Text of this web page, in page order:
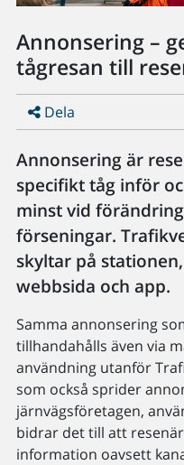
Annonsering –
tågresan till
Dela
Annonsering är
specifikt tåg inför
minst vid
förseningar.
skyltar på
webbsida och app.
Samma annonsering
tillhandahålls även via
användning utanför
som också sprider
järnvägsföretagen,
bidrar det till att
information oavsett